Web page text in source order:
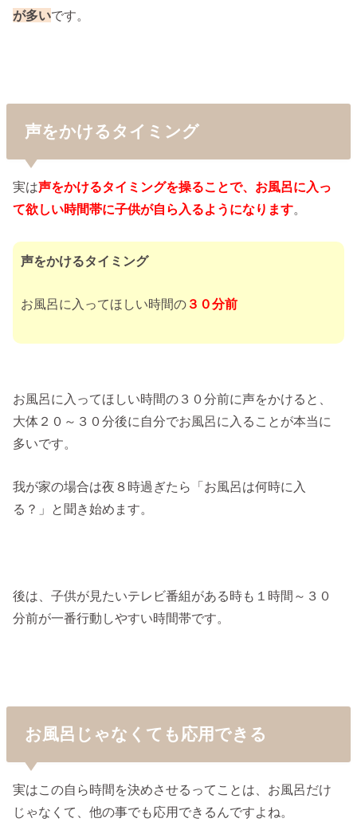
が多いです。
声をかけるタイミング
実は声をかけるタイミングを操ることで、お風呂に入っ
て欲しい時間帯に子供が自ら入るようになります。
声をかけるタイミング
お風呂に入ってほしい時間の ３０分前
お風呂に入ってほしい時間の３０分前に声をかけると、
大体２０～３０分後に自分でお風呂に入ることが本当に
多いです。
我が家の場合は夜８時過ぎたら「お風呂は何時に入
る？」と聞き始めます。
後は、子供が見たいテレビ番組がある時も１時間～３０
分前が一番行動しやすい時間帯です。
お風呂じゃなくても応用できる
実はこの自ら時間を決めさせるってことは、お風呂だけ
じゃなくて、他の事でも応用できるんですよね。